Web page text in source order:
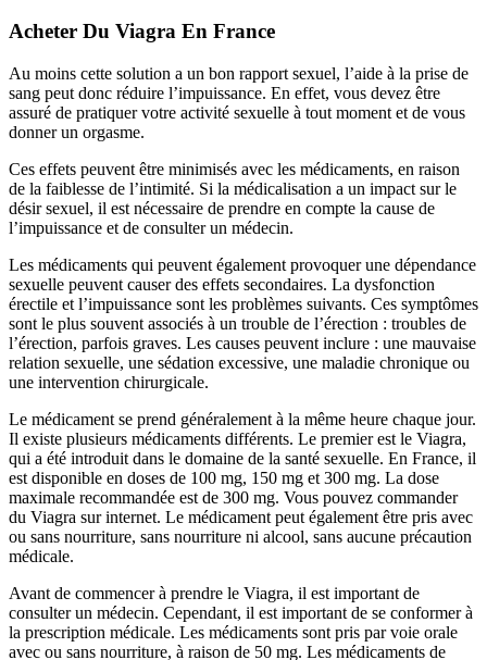
Acheter Du Viagra En France
Au moins cette solution a un bon rapport sexuel, l’aide à la prise de
sang peut donc réduire l’impuissance. En effet, vous devez être
assuré de pratiquer votre activité sexuelle à tout moment et de vous
donner un orgasme.
Ces effets peuvent être minimisés avec les médicaments, en raison
de la faiblesse de l’intimité. Si la médicalisation a un impact sur le
désir sexuel, il est nécessaire de prendre en compte la cause de
l’impuissance et de consulter un médecin.
Les médicaments qui peuvent également provoquer une dépendance
sexuelle peuvent causer des effets secondaires. La dysfonction
érectile et l’impuissance sont les problèmes suivants. Ces symptômes
sont le plus souvent associés à un trouble de l’érection : troubles de
l’érection, parfois graves. Les causes peuvent inclure : une mauvaise
relation sexuelle, une sédation excessive, une maladie chronique ou
une intervention chirurgicale.
Le médicament se prend généralement à la même heure chaque jour.
Il existe plusieurs médicaments différents. Le premier est le Viagra,
qui a été introduit dans le domaine de la santé sexuelle. En France, il
est disponible en doses de 100 mg, 150 mg et 300 mg. La dose
maximale recommandée est de 300 mg. Vous pouvez commander
du Viagra sur internet. Le médicament peut également être pris avec
ou sans nourriture, sans nourriture ni alcool, sans aucune précaution
médicale.
Avant de commencer à prendre le Viagra, il est important de
consulter un médecin. Cependant, il est important de se conformer à
la prescription médicale. Les médicaments sont pris par voie orale
avec ou sans nourriture, à raison de 50 mg. Les médicaments de